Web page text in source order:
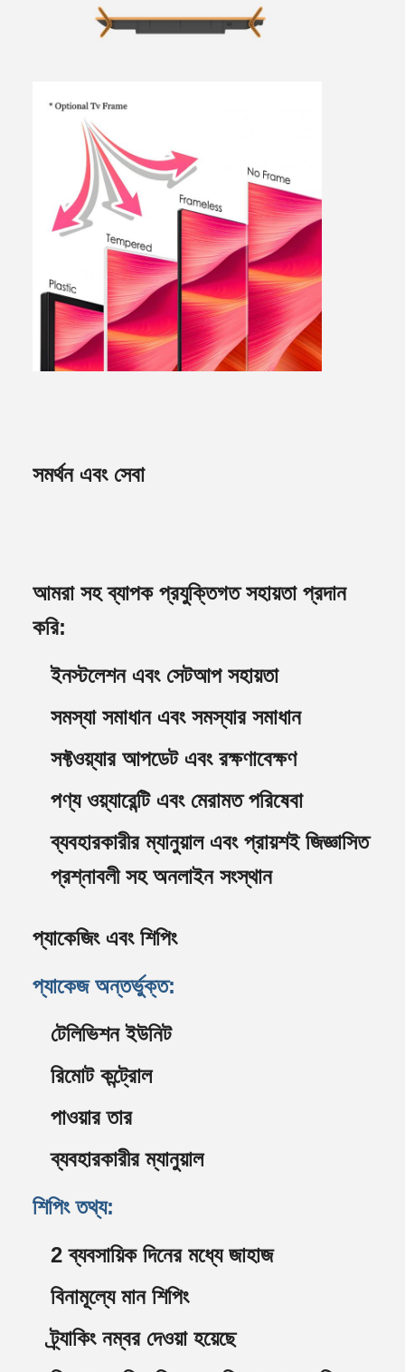
সমর্থন এবং সেবা
আমরা সহ ব্যাপক প্রযুক্তিগত সহায়তা প্রদান
করি:
ইনস্টলেশন এবং সেটআপ সহায়তা
সমস্যা সমাধান এবং সমস্যার সমাধান
সফ্টওয়্যার আপডেট এবং রক্ষণাবেক্ষণ
পণ্য ওয়্যারেন্টি এবং মেরামত পরিষেবা
ব্যবহারকারীর ম্যানুয়াল এবং প্রায়শই জিজ্ঞাসিত
প্রশ্নাবলী সহ অনলাইন সংস্থান
প্যাকেজিং এবং শিপিং
প্যাকেজ অন্তর্ভুক্ত:
টেলিভিশন ইউনিট
রিমোট কন্ট্রোল
পাওয়ার তার
ব্যবহারকারীর ম্যানুয়াল
শিপিং তথ্য:
2 ব্যবসায়িক দিনের মধ্যে জাহাজ
বিনামূল্যে মান শিপিং
ট্র্যাকিং নম্বর দেওয়া হয়েছে